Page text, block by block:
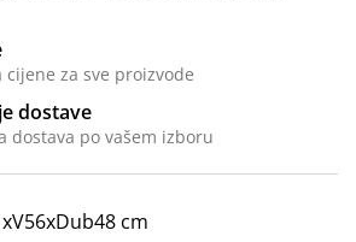
za sve proizvode
dostave
dostava po vašem izboru
cm